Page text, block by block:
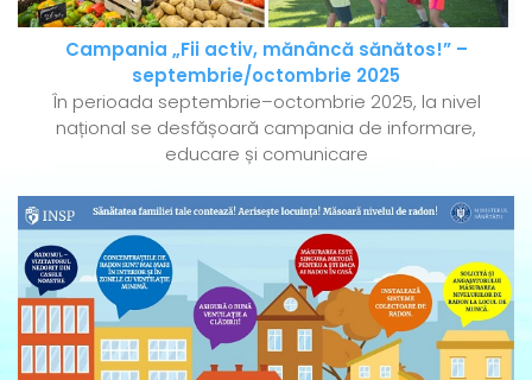
Campania „Fii activ, mănâncă sănătos!” –
septembrie/octombrie 2025
În perioada septembrie–octombrie 2025, la nivel
național se desfășoară campania de informare,
educare și comunicare